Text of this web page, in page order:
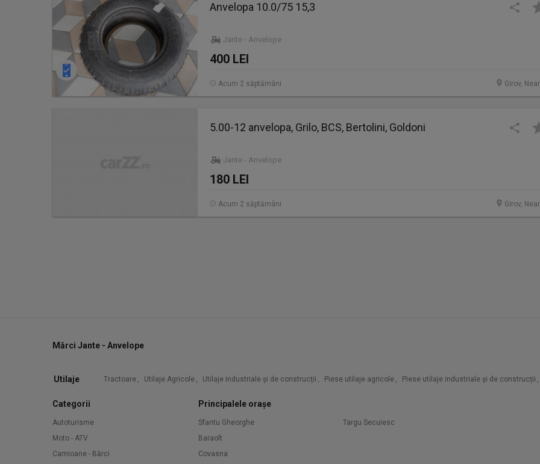
Anvelopa 10.0/75 15,3
Jante - Anvelope
400 LEI
Girov,
Acum 2 săptămâni
5.00-12 anvelopa, Grilo, BCS, Bertolini, Goldoni
Jante - Anvelope
180 LEI
Girov,
Acum 2 săptămâni
Mărci Jante - Anvelope
Utilaje Tractoare , Utilaje Agricole , Utilaje industriale și de construcții , Piese utilaje agricole , Piese utilaje industriale și de construcții ,
Categorii
Autoturisme
Moto - ATV
Camioane - Bărci
Principalele orașe
Sfantu Gheorghe
Baraolt
Covasna
Targu Secuiesc